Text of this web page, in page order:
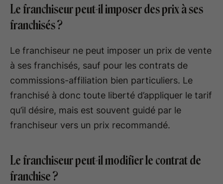
Le franchiseur peut-il imposer des prix à ses
franchisés ?
Le franchiseur ne peut imposer un prix de vente
à ses franchisés, sauf pour les contrats de
commissions-affiliation bien particuliers. Le
franchisé à donc toute liberté d’appliquer le tarif
qu’il désire, mais est souvent guidé par le
franchiseur vers un prix recommandé.
Le franchiseur peut-il modifier le contrat de
franchise ?